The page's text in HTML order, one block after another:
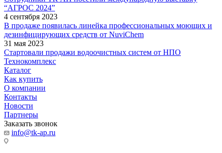
“АГРОС 2024”
4 сентября 2023
В продаже появилась линейка профессиональных моющих и
дезинфицирующих средств от NuviChem
31 мая 2023
Стартовали продажи водоочистных систем от НПО
Технокомплекс
Каталог
Как купить
О компании
Контакты
Новости
Партнеры
Заказать звонок
info@tk-ap.ru